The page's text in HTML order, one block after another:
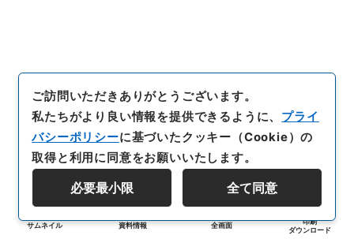
サムネイル 資料情報 全画面
印刷
ダウンロード
ご訪問いただきありがとうございます。
私たちがより良い情報を提供できるように、 プライ
バシーポリシーに基づいたクッキー（Cookie）の
取得と利用に同意をお願いいたします。
必要最小限 全て同意